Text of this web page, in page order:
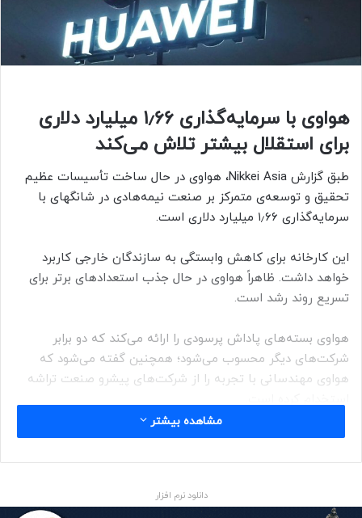
هواوی با سرمایه‌گذاری ۱٫۶۶ میلیارد دلاری
برای استقلال بیشتر تلاش می‌کند
طبق گزارش Nikkei Asia، هواوی در حال ساخت تأسیسات عظیم
تحقیق‌ و‌ توسعه‌ی متمرکز بر صنعت نیمه‌هادی در شانگهای با
سرمایه‌گذاری ۱٫۶۶ میلیارد دلاری است.
این کارخانه برای کاهش وابستگی به سازندگان خارجی کاربرد
خواهد داشت. ظاهراً هواوی در حال جذب استعدادهای برتر برای
تسریع روند رشد است.
هواوی بسته‌های پاداش پرسودی را ارائه می‌کند که دو برابر
شرکت‌های دیگر محسوب می‌شود؛ همچنین گفته می‌شود که
هواوی مهندسانی با تجربه را از شرکت‌های پیشرو صنعت تراشه
به گفته‌ی یک مهندس ناشناس، محیط کار در هواوی «وحشیانه»
است و زمان کاری به‌جای ۶ روز در هفته، هفت روز در هفته و
مشاهده بیشتر
دانلود نرم افزار